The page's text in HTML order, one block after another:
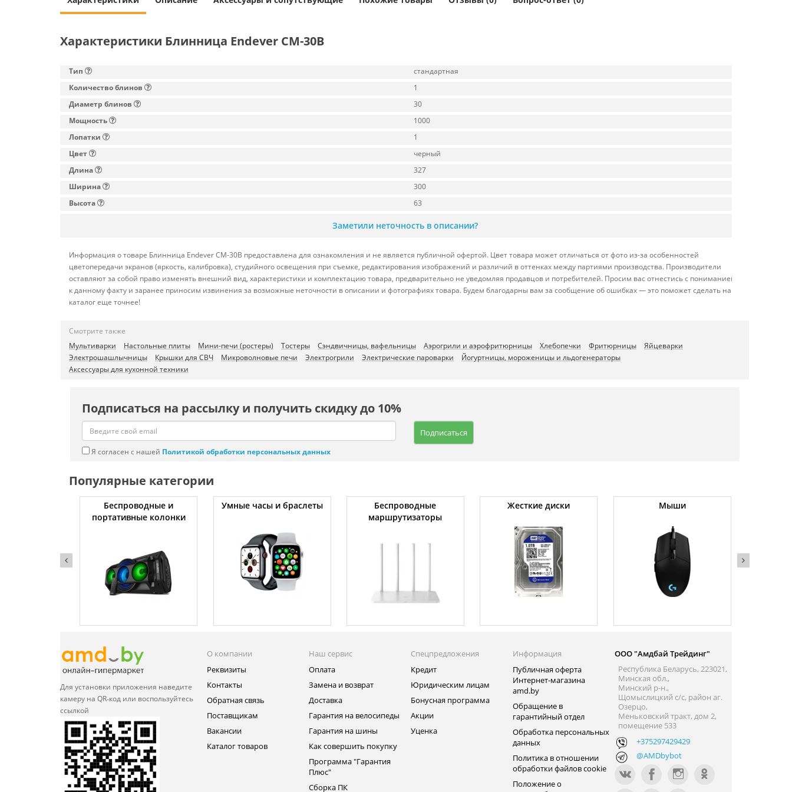
Характеристики Блинница Endever CM-30B
Тип
стандартная
Количество блинов
1
Диаметр блинов
30
Мощность
1000
Лопатки
1
Цвет
черный
Длина
327
Ширина
300
Высота
63
Заметили неточность в описании?
Информация о товаре Блинница Endever CM-30B предоставлена для ознакомления и не является публичной офертой. Цвет товара может отличаться от фото из-за особенностей
цветопередачи экранов (яркость, калибровка), студийного освещения при съемке, редактирования изображений и различий в оттенках между партиями производства. Производители
оставляют за собой право изменять внешний вид, характеристики и комплектацию товара, предварительно не уведомляя продавцов и потребителей. Просим вас отнестись с пониманием
к данному факту и заранее приносим извинения за возможные неточности в описании и фотографиях товара. Будем благодарны вам за сообщение об ошибках — это поможет сделать наш
каталог еще точнее!
Смотрите также
Мультиварки
Настольные плиты Мини-печи (ростеры) Тостеры Сэндвичницы, вафельницы Аэрогрили и аэрофритюрницы Хлебопечки Фритюрницы
Яйцеварки
Электрошашлычницы
Крышки для СВЧ Микроволновые печи Электрогрили Электрические пароварки
Йогуртницы, мороженицы и льдогенераторы
Аксессуары для кухонной техники
Подписаться на рассылку и получить скидку до 10%
Подписаться
Я согласен с нашей Политикой обработки персональных данных
Популярные категории
Беспроводные и
портативные колонки
Умные часы и браслеты
Беспроводные
маршрутизаторы
Жесткие диски Мыши
Для установки приложения наведите
камеру на QR‑код или воспользуйтесь
ссылкой
О компании
Реквизиты
Контакты
Обратная связь
Поставщикам
Вакансии
Каталог товаров
Наш сервис
Оплата
Замена и возврат
Доставка
Гарантия на велосипеды
Гарантия на шины
Как совершить покупку
Программа "Гарантия
Плюс"
Сборка ПК
Спецпредложения
Кредит
Юридическим лицам
Бонусная программа
Акции
Уценка
Информация
Публичная оферта
Интернет-магазина
amd.by
Обращение в
гарантийный отдел
Обработка персональных
данных
Политика в отношении
обработки файлов cookie
Положение о
ООО "Амдбай Трейдинг"
Республика Беларусь, 223021,
Минская обл.,
Минский р-н.,
Щомыслицкий с/с, район аг.
Озерцо,
Меньковский тракт, дом 2,
помещение 533
+375297429429
@AMDbybot